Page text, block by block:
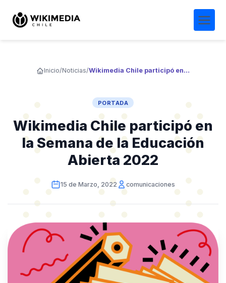
Inicio/Noticias/ Wikimedia Chile participó en la Semana de la Educación Abierta 2022
PORTADA
Wikimedia Chile participó en
la Semana de la Educación
Abierta 2022
15 de Marzo, 2022 comunicaciones